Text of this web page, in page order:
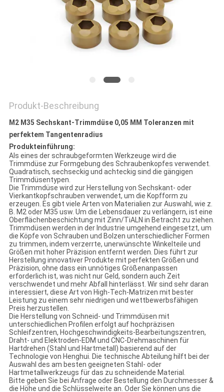
DATENSCHUTZRICHTLINIE
Produkt-Beschreibung
M2 M35 Sechskant-Trimmdüse 0,05 MM Toleranzen mit
perfektem Tangentenradius
Produkteinführung:
Als eines der schraubgeformten Werkzeuge wird die
Trimmdüse zur Formgebung des Schraubenkopfes verwendet.
Quadratisch, sechseckig und achteckig sind die gängigen
Trimmdüsentypen.
Die Trimmdüse wird zur Herstellung von Sechskant- oder
Vierkantkopfschrauben verwendet, um die Kopfform zu
erzeugen. Es gibt viele Arten von Materialien zur Auswahl, wie z.
B. M2 oder M35 usw. Um die Lebensdauer zu verlängern, ist eine
Oberflächenbeschichtung mit Zinn/TiALN in Betracht zu ziehen.
Trimmdüsen werden in der Industrie umgehend eingesetzt, um
die Köpfe von Schrauben und Bolzen unterschiedlicher Formen
zu trimmen, indem verzerrte, unerwünschte Winkelteile und
Größen mit hoher Präzision entfernt werden. Dies führt zur
Herstellung innovativer Produkte mit perfekten Größen und
Präzision, ohne dass ein unnötiges Größenanpassen
erforderlich ist, was nicht nur Geld, sondern auch Zeit
verschwendet und mehr Abfall hinterlässt. Wir sind sehr daran
interessiert, diese Art von High-Tech-Matrizen mit bester
Leistung zu einem sehr niedrigen und wettbewerbsfähigen
Preis herzustellen.
Die Herstellung von Schneid- und Trimmdüsen mit
unterschiedlichen Profilen erfolgt auf hochpräzisen
Schleifzentren, Hochgeschwindigkeits-Bearbeitungszentren,
Draht- und Elektroden-EDM und CNC-Drehmaschinen für
Hartdrehen (Stahl und Hartmetall) basierend auf der
Technologie von Henghui. Die technische Abteilung hilft bei der
Auswahl des am besten geeigneten Stahl- oder
Hartmetallwerkzeugs für das zu schneidende Material.
Bitte geben Sie bei Anfrage oder Bestellung den Durchmesser &
die Höhe und die Schlüsselweite an. Oder Sie können uns die